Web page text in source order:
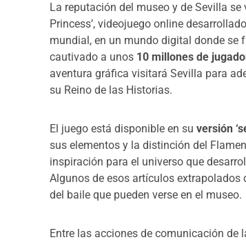
La reputación del museo y de Sevilla
Princess’, videojuego online
mundial, en un mundo digital donde
cautivado a unos 10 millones de
aventura gráfica visitará Sevilla para
su Reino de las Historias.
El juego está disponible en su versión
sus elementos y la distinción del
inspiración para el universo que
Algunos de esos artículos
del baile que pueden verse en el museo.
Entre las acciones de comunicación de